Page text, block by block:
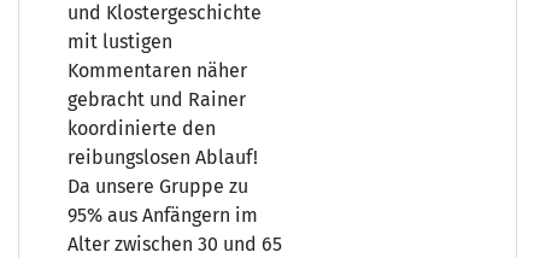
und Klostergeschichte
mit lustigen
Kommentaren näher
gebracht und Rainer
koordinierte den
reibungslosen Ablauf!
Da unsere Gruppe zu
95% aus Anfängern im
Alter zwischen 30 und 65